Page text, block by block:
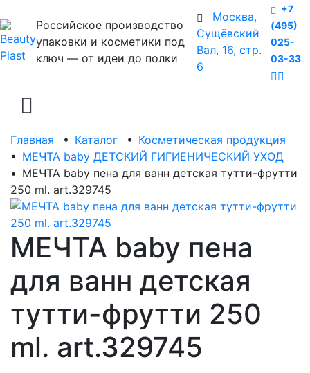
Российское производство
упаковки и косметики под
ключ — от идеи до полки
Москва,
Сущёвский
Вал, 16, стр.
6
+7
(495)
025-
03-33
Главная • Каталог • Косметическая продукция
• МЕЧТА baby ДЕТСКИЙ ГИГИЕНИЧЕСКИЙ УХОД
• МЕЧТА baby пена для ванн детская тутти-фрутти
250 ml. art.329745
МЕЧТА baby пена
для ванн детская
тутти-фрутти 250
ml. art.329745